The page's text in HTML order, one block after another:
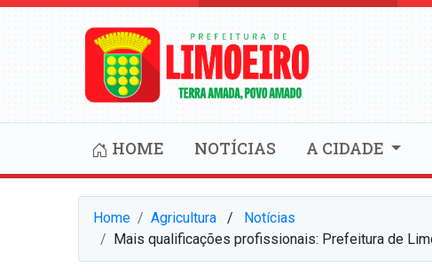
HOME NOTÍCIAS A CIDADE
Home Agricultura⠀/⠀
Notícias
Mais qualificações profissionais: Prefeitura de